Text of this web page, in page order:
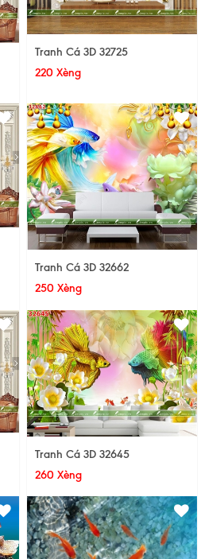
Tranh Cá 3D 32725
220 Xèng
Tranh Cá 3D 32662
250 Xèng
Tranh Cá 3D 32645
260 Xèng